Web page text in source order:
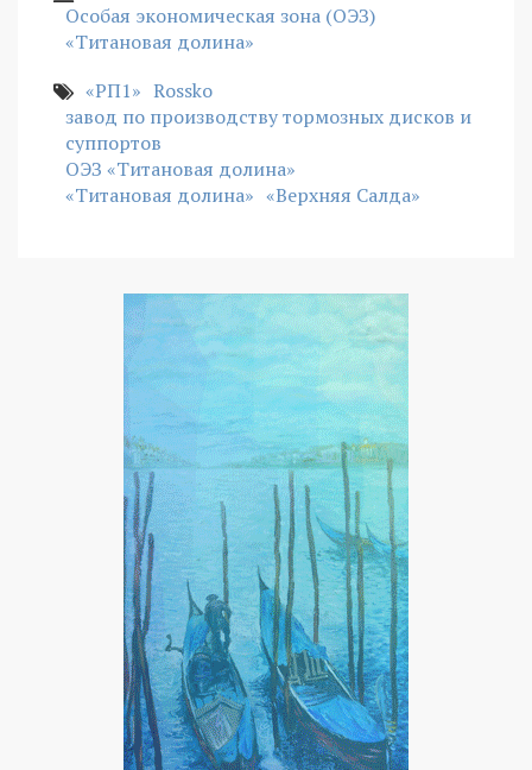
Особая экономическая зона (ОЭЗ)
«Титановая долина»
«РП1» Rossko
завод по производству тормозных дисков и
суппортов
ОЭЗ «Титановая долина»
«Титановая долина» «Верхняя Салда»